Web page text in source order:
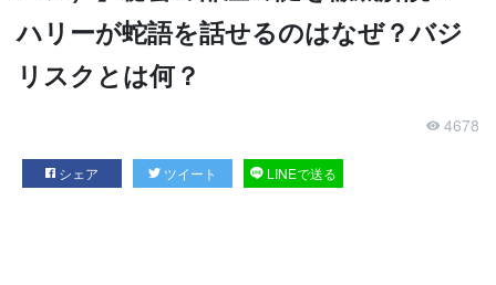
ハリーが蛇語を話せるのはなぜ？バジ
リスクとは何？
4678
シェア ツイート LINEで送る